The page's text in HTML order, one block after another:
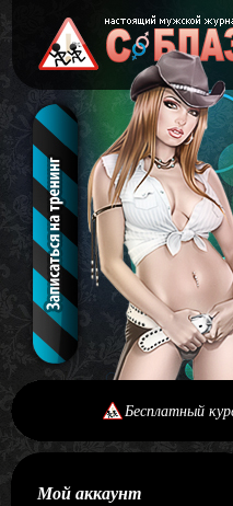
Бесплатный
Мой аккаунт